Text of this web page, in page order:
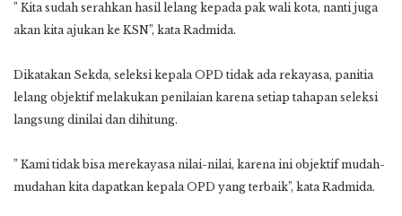
” Kita sudah serahkan hasil lelang kepada pak wali kota, nanti juga
akan kita ajukan ke KSN”, kata Radmida.
Dikatakan Sekda, seleksi kepala OPD tidak ada rekayasa, panitia
lelang objektif melakukan penilaian karena setiap tahapan seleksi
langsung dinilai dan dihitung.
” Kami tidak bisa merekayasa nilai-nilai, karena ini objektif mudah-
mudahan kita dapatkan kepala OPD yang terbaik”, kata Radmida.